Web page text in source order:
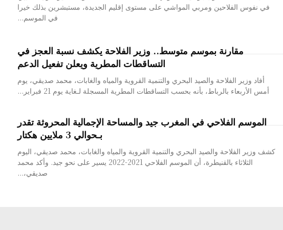
في نفوس الفلاحين ومربي المواشي على مستوى إقليم الجديدة، مستبشرين بذلك خيرا
في الموسم...
مقارنة بموسم متوسط.. وزير الفلاحة يكشف نسبة العجز في
التساقطات المطرية ويعلن تفعيل الدعم
أفاد وزير الفلاحة والصيد البحري والتنمية القروية والمياه والغابات، محمد صديقي، يوم
أمس الأربعاء بالرباط، بأنه بحسب التساقطات المطرية المسجلة لـغاية يوم 21 فبراير...
الموسم الفلاحي في المغرب جيد والمساحة الإجمالية المحروثة تقدر
بـحوالي 3 ملايين هكتار
كشف وزير الفلاحة والصيد البحري والتنمية القروية والمياه والغابات، محمد صديقي، اليوم
الثلاثاء بالقنيطرة، أن الموسم الفلاحي 2021-2022 يسير على نحو جيد. وأكد محمد
صديقي،...